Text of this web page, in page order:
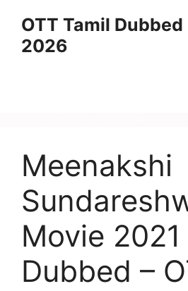
content
OTT Tamil
2026
Meenakshi
Movie 2021
Dubbed –